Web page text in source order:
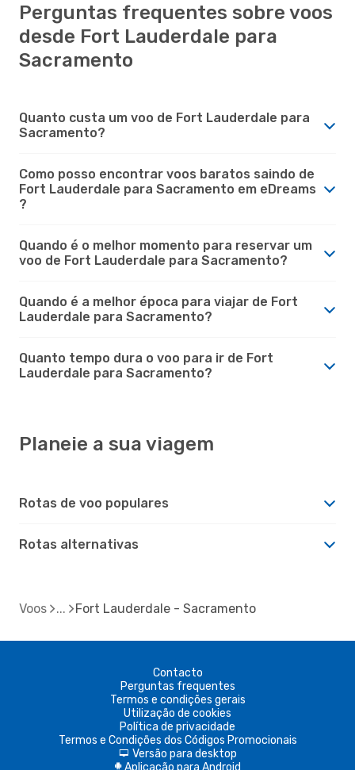
Perguntas frequentes sobre voos
desde Fort Lauderdale para
Sacramento
Quanto custa um voo de Fort Lauderdale para
Sacramento?
Como posso encontrar voos baratos saindo de
Fort Lauderdale para Sacramento em eDreams
?
Quando é o melhor momento para reservar um
voo de Fort Lauderdale para Sacramento?
Quando é a melhor época para viajar de Fort
Lauderdale para Sacramento?
Quanto tempo dura o voo para ir de Fort
Lauderdale para Sacramento?
Planeie a sua viagem
Rotas de voo populares
Rotas alternativas
Voos Fort Lauderdale - Sacramento
Contacto
Perguntas frequentes
Termos e condições gerais
Utilização de cookies
Política de privacidade
Termos e Condições dos Códigos Promocionais
d Versão para desktop
A Aplicação para Android